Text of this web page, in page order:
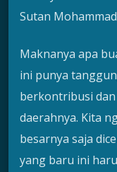
Sutan
Maknanya apa
ini punya
berkontribusi
daerahnya. Kita
besarnya saja
yang baru ini